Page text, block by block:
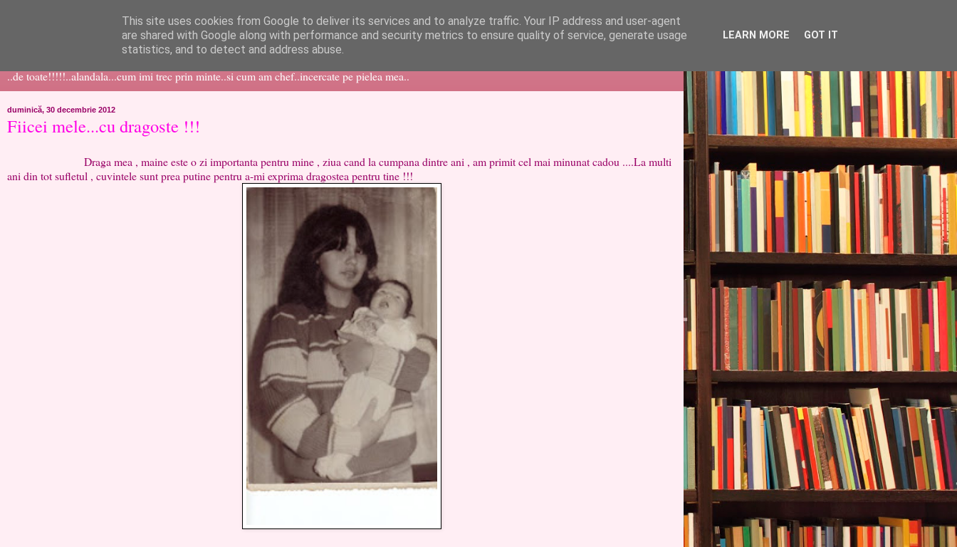
like ?...or not!
..de toate!!!!!..alandala...cum imi trec prin minte..si cum am chef..incercate pe pielea mea..
duminică, 30 decembrie 2012
Fiicei mele...cu dragoste !!!
Draga mea , maine este o zi importanta pentru mine , ziua cand la cumpana dintre ani , am primit cel mai minunat cadou ....La multi
ani din tot sufletul , cuvintele sunt prea putine pentru a-mi exprima dragostea pentru tine !!!
This site uses cookies from Google to deliver its services and to analyze traffic. Your IP address and user-agent
are shared with Google along with performance and security metrics to ensure quality of service, generate usage
statistics, and to detect and address abuse.
LEARN MORE GOT IT